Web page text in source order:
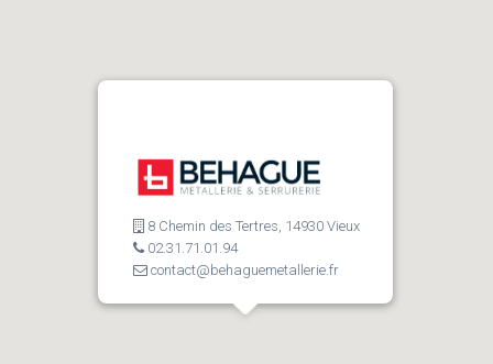
8 Chemin des Tertres, 14930 Vieux
02.31.71.01.94
contact@behaguemetallerie.fr